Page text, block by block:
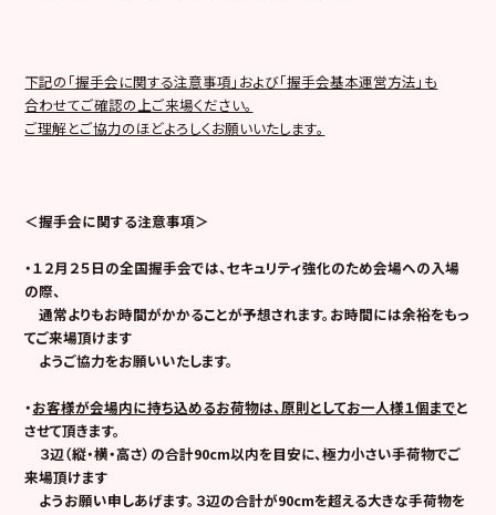
下記の「握手会に関する注意事項」および「握手会基本運営方法」も
合わせてご確認の上ご来場ください。
ご理解とご協力のほどよろしくお願いいたします。
＜握手会に関する注意事項＞
・１２月２５日の全国握手会では、セキュリティ強化のため会場への入場
の際、
通常よりもお時間がかかることが予想されます。お時間には余裕をもっ
てご来場頂けます
ようご協力をお願いいたします。
・お客様が会場内に持ち込めるお荷物は、原則としてお一人様１個までと
させて頂きます。
３辺（縦・横・高さ）の合計90cm以内を目安に、極力小さい手荷物でご
来場頂けます
ようお願い申しあげます。３辺の合計が90cmを超える大きな手荷物を